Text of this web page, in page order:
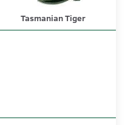
Tasmanian Tiger